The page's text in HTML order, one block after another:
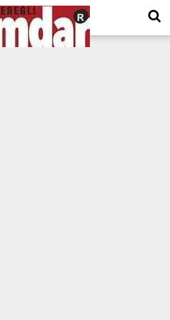
DIRECT, f08c47fec0942fa0